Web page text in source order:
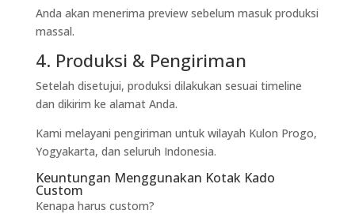
Anda akan menerima preview sebelum masuk produksi
massal.
4. Produksi & Pengiriman
Setelah disetujui, produksi dilakukan sesuai timeline
dan dikirim ke alamat Anda.
Kami melayani pengiriman untuk wilayah Kulon Progo,
Yogyakarta, dan seluruh Indonesia.
Keuntungan Menggunakan Kotak Kado
Custom
Kenapa harus custom?